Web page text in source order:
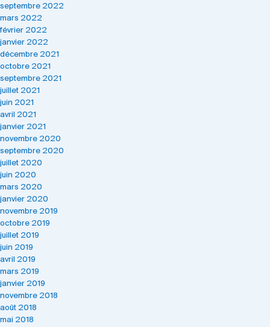
septembre 2022
mars 2022
février 2022
janvier 2022
décembre 2021
octobre 2021
septembre 2021
juillet 2021
juin 2021
avril 2021
janvier 2021
novembre 2020
septembre 2020
juillet 2020
juin 2020
mars 2020
janvier 2020
novembre 2019
octobre 2019
juillet 2019
juin 2019
avril 2019
mars 2019
janvier 2019
novembre 2018
août 2018
mai 2018